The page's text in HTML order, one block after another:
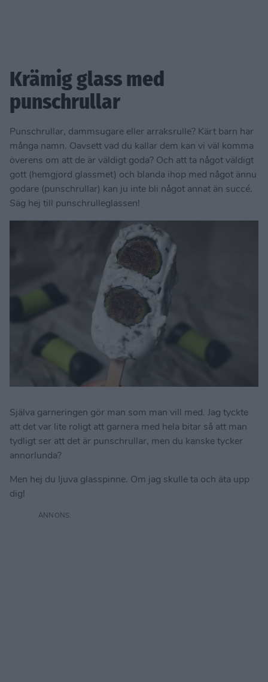
Krämig glass med
punschrullar
Punschrullar, dammsugare eller arraksrulle? Kärt barn har
många namn. Oavsett vad du kallar dem kan vi väl komma
överens om att de är väldigt goda? Och att ta något väldigt
gott (hemgjord glassmet) och blanda ihop med något ännu
godare (punschrullar) kan ju inte bli något annat än succé.
Säg hej till punschrulleglassen!
Själva garneringen gör man som man vill med. Jag tyckte
att det var lite roligt att garnera med hela bitar så att man
tydligt ser att det är punschrullar, men du kanske tycker
annorlunda?
Men hej du ljuva glasspinne. Om jag skulle ta och äta upp
dig!